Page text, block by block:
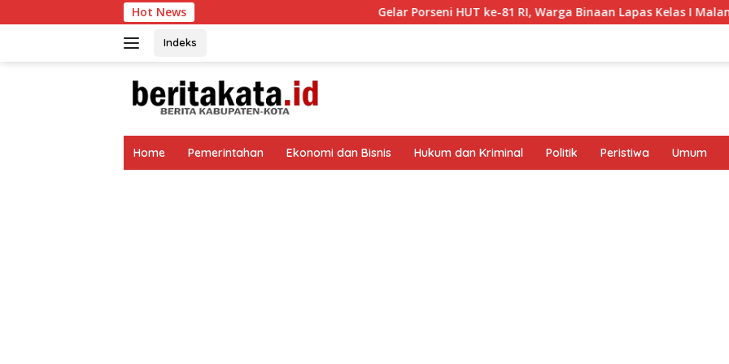
ke
Hot News Gelar Porseni HUT ke-81 RI, Warga Binaan Lapas Kelas I Malang Diajak Junjung
Indeks
Home Pemerintahan Ekonomi dan Bisnis Hukum dan Kriminal Politik Peristiwa Umum